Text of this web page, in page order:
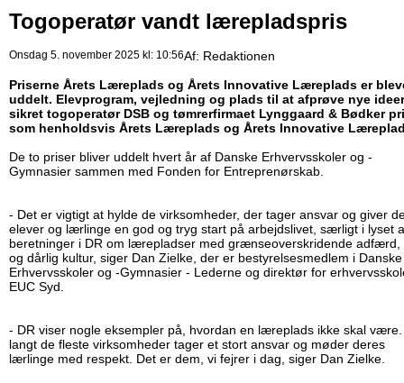
Togoperatør vandt lærepladspris
Onsdag 5. november 2025 kl: 10:56Af: Redaktionen
Priserne Årets Læreplads og Årets Innovative Læreplads er
uddelt. Elevprogram, vejledning og plads til at afprøve nye
sikret togoperatør DSB og tømrerfirmaet Lynggaard & Bødker
som henholdsvis Årets Læreplads og Årets Innovative
De to priser bliver uddelt hvert år af Danske Erhvervsskoler og -
Gymnasier sammen med Fonden for Entreprenørskab.
- Det er vigtigt at hylde de virksomheder, der tager ansvar og giver
elever og lærlinge en god og tryg start på arbejdslivet, særligt i lyset
beretninger i DR om lærepladser med grænseoverskridende adfærd,
og dårlig kultur, siger Dan Zielke, der er bestyrelsesmedlem i Danske
Erhvervsskoler og -Gymnasier - Lederne og direktør for
EUC Syd.
- DR viser nogle eksempler på, hvordan en læreplads ikke skal
langt de fleste virksomheder tager et stort ansvar og møder deres
lærlinge med respekt. Det er dem, vi fejrer i dag, siger Dan Zielke.